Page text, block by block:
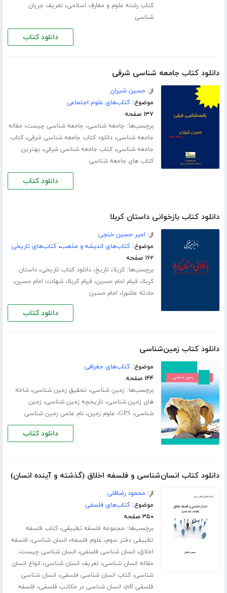
کتاب رشته علوم و معارف اسلامی، تعریف جریان
شناسی
دانلود کتاب
دانلود کتاب جامعه شناسی شرقی
از:حسین شیران
موضوع:کتاب‌های علوم اجتماعی
۱۳۷ صفحه
برچسب‌ها: جامعه شناسی، جامعه شناسی چیست، مقاله
جامعه شناسی،دانلود کتاب جامعه شناسی شرقی،کتاب
جامعه شناسی،کتاب جامعه شناسی شرقی،بهترین
کتاب های جامعه شناسی
دانلود کتاب
دانلود کتاب بازخوانی داستان کربلا
از: امیر حسین خنجی
موضوع:کتاب‌های اندیشه و مذهب،کتاب‌های تاریخی
۱۶۲ صفحه
برچسب‌ها:کربلا، تاریخ،دانلود کتاب تاریخی،داستان
کربلا، قیام امام حسین، قیام کربلا،شهادت امام حسین،
حادثه عاشورا، امام حسین
دانلود کتاب
دانلود کتاب زمین‌شناسی
موضوع:کتاب‌های جغرافی
۱۴۴ صفحه
برچسب‌ها: زمین شناسی، تحقیق زمین شناسی،شاخه
های زمین شناسی، تاریخچه زمین شناسی، زمین
شناسی، GPS، علوم زمین،نام علمی زمین شناسی
دانلود کتاب
دانلود کتاب انسان‌شناسی و فلسفه اخلاق (گذشته و آینده انسان)
از: محمود رضاقلی
موضوع:کتاب‌های فلسفی
۳۵۰ صفحه
برچسب‌ها: مجموعه فلسفه تطبیقی،کتاب فلسفه
تطبیقی دفتر سوم، علوم فلسفه، انسان شناسی، فلسفه
اخلاق، انسان شناسی فلسفی، انسان شناسی چیست،
مقاله انسان شناسی، تعریف انسان شناسی، انواع انسان
شناسی،کتاب انسان شناسی فلسفی، انسان شناسی
فلسفی pdf
، انسان شناسی در مکاتب فلسفی، فلسفه